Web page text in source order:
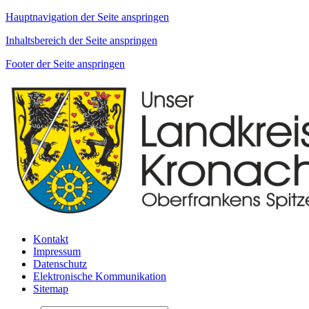
Hauptnavigation der Seite anspringen
Inhaltsbereich der Seite anspringen
Footer der Seite anspringen
Kontakt
Impressum
Datenschutz
Elektronische Kommunikation
Sitemap